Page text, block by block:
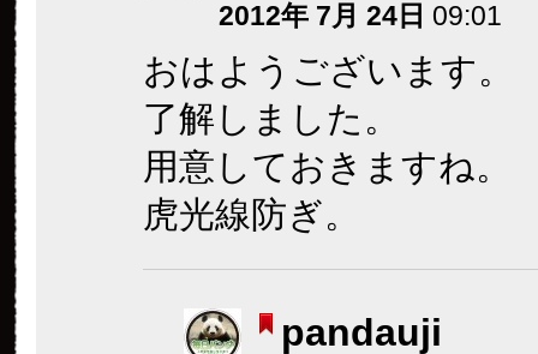
2012年 7月 24日 09:01
おはようございます。
了解しました。
用意しておきますね。
虎光線防ぎ。
pandauji